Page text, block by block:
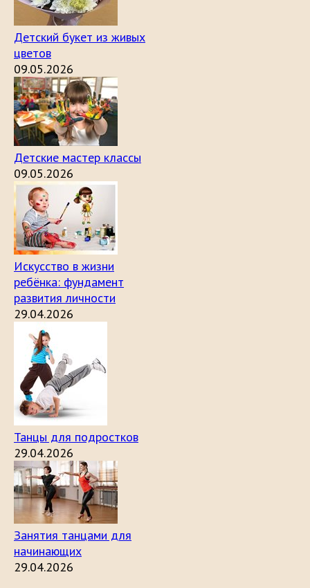
Детский букет из живых
цветов
09.05.2026
Детские мастер классы
09.05.2026
Искусство в жизни
ребёнка: фундамент
развития личности
29.04.2026
Танцы для подростков
29.04.2026
Занятия танцами для
начинающих
29.04.2026